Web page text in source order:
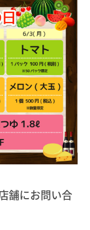
舗にお問い合